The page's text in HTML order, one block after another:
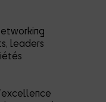
leaders